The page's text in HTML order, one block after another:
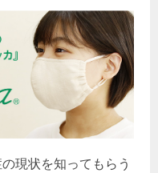
現状を知ってもらう